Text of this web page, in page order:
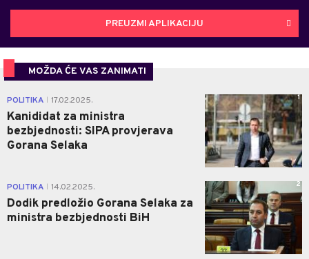
PREUZMI APLIKACIJU
MOŽDA ĆE VAS ZANIMATI
POLITIKA 17.02.2025.
Kanididat za ministra
bezbjednosti: SIPA provjerava
Gorana Selaka
1
POLITIKA 14.02.2025.
Dodik predložio Gorana Selaka za
ministra bezbjednosti BiH
2